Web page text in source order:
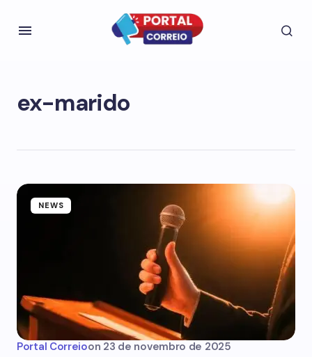
ex-marido
NEWS
Portal Correioon 23 de novembro de 2025